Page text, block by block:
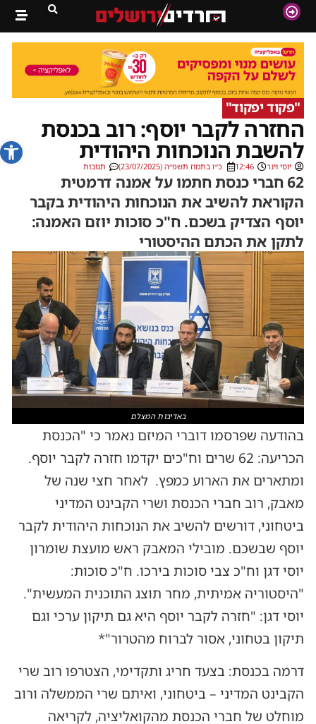
פתח
"פקוד יפקוד"
החזרה לקבר יוסף: רוב בכנסת
להשבת הנוכחות היהודית
יוסי וינר 12:46 כ״ז בתמוז תשפ״ה (23/07/2025) תגובות
62 חברי כנסת חתמו על אמנה דרמטית
הקוראת להשיב את הנוכחות היהודית בקבר
יוסף הצדיק בשכם. ח"כ סוכות יוזם האמנה:
לתקן את הכתם ההיסטורי
באדיבות המצלם
בהודעה שפרסמו דוברי המיזם נאמר כי "הכנסת
הכריעה: 62 שרים וח"כים יקדמו חזרה לקבר יוסף.
ומתארים את הארוע כמפץ. לאחר חצי שנה של
מאבק, רוב חברי הכנסת ושרי הקבינט המדיני
ביטחוני, דורשים להשיב את הנוכחות היהודית לקבר
יוסף שבשכם. מובילי המאבק ראש מועצת שומרון
יוסי דגן וח"כ צבי סוכות בירכו. ח"כ סוכות:
"היסטוריה אמיתית, מחר תוצג התוכנית המעשית".
יוסי דגן: "חזרה לקבר יוסף היא גם תיקון ערכי וגם
תיקון בטחוני, אסור לברוח מהטרור"*
דרמה בכנסת: בצעד חריג ותקדימי, הצטרפו רוב שרי
הקבינט המדיני – ביטחוני, ואיתם שרי הממשלה ורוב
מוחלט של חברי הכנסת מהקואליציה, לקריאה